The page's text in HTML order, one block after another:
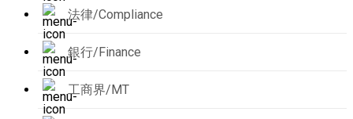
法律/Compliance
銀行/Finance
工商界/MT